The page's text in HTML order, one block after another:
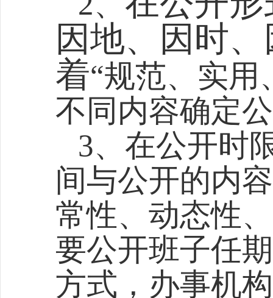
因地、因时
着“规范、实用
不同内容确定
3、 在公开时
间与公开的内
常性、动态性
要公开班子任
方式，办事机